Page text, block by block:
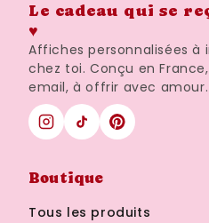
Le cadeau qui se
♥
Affiches personnalisées à
chez toi. Conçu en
email, à offrir avec amour.
Boutique
Tous les produits